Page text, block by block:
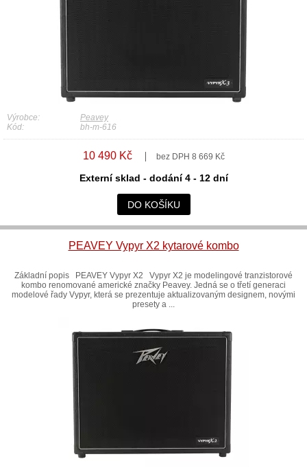
Výrobce:
Peavey
Kód:
bh-m-616
10 490 Kč bez DPH 8 669 Kč
Externí sklad - dodání 4 - 12 dní
DO KOŠÍKU
PEAVEY Vypyr X2 kytarové kombo
Základní popis PEAVEY Vypyr X2 Vypyr X2 je modelingové tranzistorové
kombo renomované americké značky Peavey. Jedná se o třetí generaci
modelové řady Vypyr, která se prezentuje aktualizovaným designem, novými
presety a ...